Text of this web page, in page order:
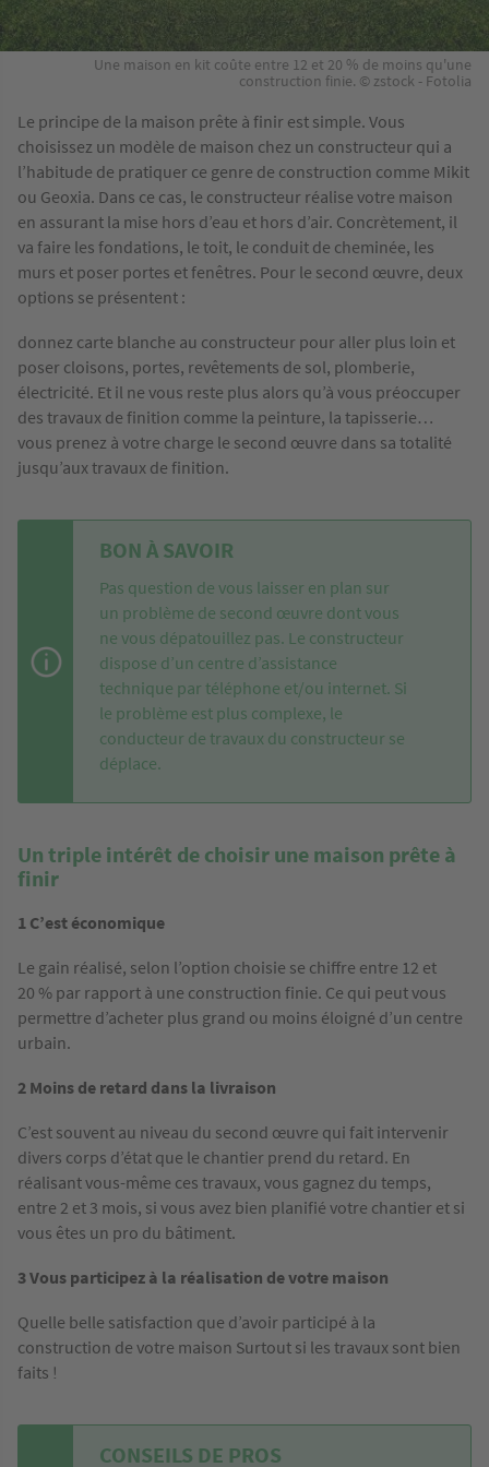
Une maison en kit coûte entre 12 et 20 % de moins qu'une
construction finie. © zstock - Fotolia
Le principe de la maison prête à finir est simple. Vous
choisissez un modèle de maison chez un constructeur qui a
l’habitude de pratiquer ce genre de construction comme Mikit
ou Geoxia. Dans ce cas, le constructeur réalise votre maison
en assurant la mise hors d’eau et hors d’air. Concrètement, il
va faire les fondations, le toit, le conduit de cheminée, les
murs et poser portes et fenêtres. Pour le second œuvre, deux
options se présentent :
donnez carte blanche au constructeur pour aller plus loin et
poser cloisons, portes, revêtements de sol, plomberie,
électricité. Et il ne vous reste plus alors qu’à vous préoccuper
des travaux de finition comme la peinture, la tapisserie…
vous prenez à votre charge le second œuvre dans sa totalité
jusqu’aux travaux de finition.
BON À SAVOIR
Pas question de vous laisser en plan sur
un problème de second œuvre dont vous
ne vous dépatouillez pas. Le constructeur
dispose d’un centre d’assistance
technique par téléphone et/ou internet. Si
le problème est plus complexe, le
conducteur de travaux du constructeur se
déplace.
Un triple intérêt de choisir une maison prête à
finir
1 C’est économique
Le gain réalisé, selon l’option choisie se chiffre entre 12 et
20 % par rapport à une construction finie. Ce qui peut vous
permettre d’acheter plus grand ou moins éloigné d’un centre
urbain.
2 Moins de retard dans la livraison
C’est souvent au niveau du second œuvre qui fait intervenir
divers corps d’état que le chantier prend du retard. En
réalisant vous-même ces travaux, vous gagnez du temps,
entre 2 et 3 mois, si vous avez bien planifié votre chantier et si
vous êtes un pro du bâtiment.
3 Vous participez à la réalisation de votre maison
Quelle belle satisfaction que d’avoir participé à la
construction de votre maison Surtout si les travaux sont bien
faits !
CONSEILS DE PROS